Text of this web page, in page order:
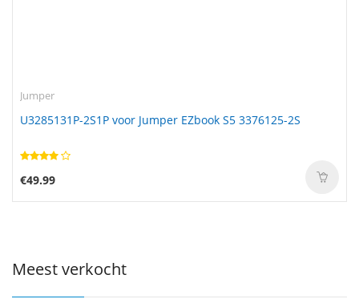
Jumper
U3285131P-2S1P voor Jumper EZbook S5 3376125-2S
€49.99
Meest verkocht